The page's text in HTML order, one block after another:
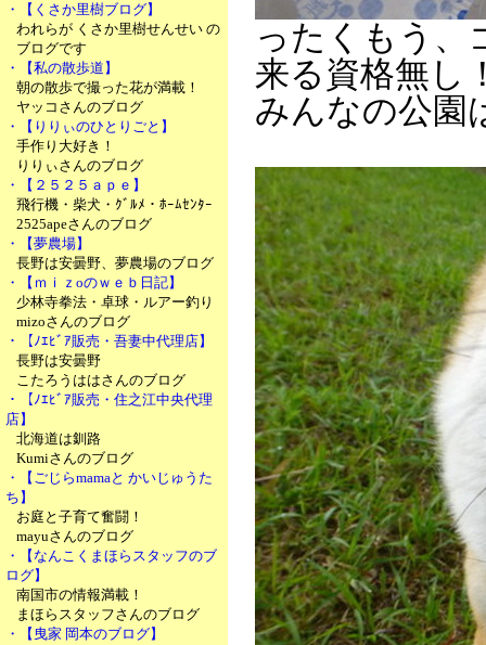
・【くさか里樹ブログ】
われらが くさか里樹せんせい の
ブログです
・【私の散歩道】
朝の散歩で撮った花が満載！
ヤッコさんのブログ
・【りりぃのひとりごと】
手作り大好き！
りりぃさんのブログ
・【２５２５ａｐｅ】
飛行機・柴犬・ｸﾞﾙﾒ・ﾎｰﾑｾﾝﾀｰ
2525apeさんのブログ
・【夢農場】
長野は安曇野、夢農場のブログ
・【ｍｉｚoのｗｅｂ日記】
少林寺拳法・卓球・ルアー釣り
mizoさんのブログ
・【ﾉｴﾋﾞｱ販売・吾妻中代理店】
長野は安曇野
こたろうははさんのブログ
・【ﾉｴﾋﾞｱ販売・住之江中央代理
店】
北海道は釧路
Kumiさんのブログ
・【ごじらmamaと かいじゅうた
ち】
お庭と子育て奮闘！
mayuさんのブログ
・【なんこくまほらスタッフのブ
ログ】
南国市の情報満載！
まほらスタッフさんのブログ
・【曳家 岡本のブログ】
ったくもう、
来る資格無し
みんなの公園